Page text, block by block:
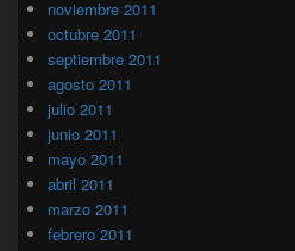
noviembre 2011
octubre 2011
septiembre 2011
agosto 2011
julio 2011
junio 2011
mayo 2011
abril 2011
marzo 2011
febrero 2011